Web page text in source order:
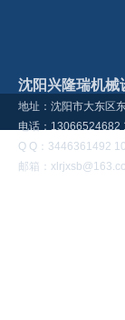
沈阳兴隆瑞机械
地址：沈阳市大东区
电话：
Q Q：3446361492
邮箱：